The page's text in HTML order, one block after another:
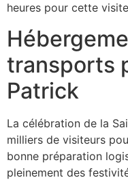
heures pour cette
transports
Patrick
La célébration de la
milliers de visiteurs
bonne préparation
pleinement des